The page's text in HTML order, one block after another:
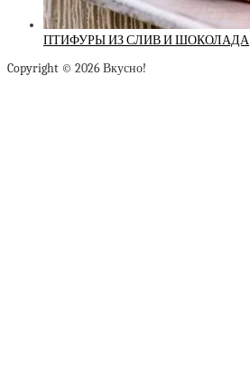
ПТИФУРЫ ИЗ СЛИВ И ШОКОЛАДА
Copyright © 2026 Вкусно!